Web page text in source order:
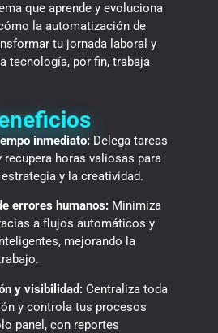
que aprende y evoluciona
la automatización de
tu jornada laboral y
tecnología, por fin, trabaja
inmediato: Delega tareas
recupera horas valiosas para
y la creatividad.
errores humanos: Minimiza
a flujos automáticos y
mejorando la
y visibilidad: Centraliza toda
y controla tus procesos
panel, con reportes